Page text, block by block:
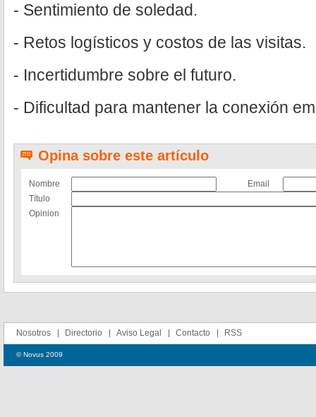
- Sentimiento de soledad.
- Retos logísticos y costos de las visitas.
- Incertidumbre sobre el futuro.
- Dificultad para mantener la conexión
Opina sobre este artículo
Nombre
Email
Título
Opinion
Nosotros Directorio Aviso Legal Contacto RSS
© Novus 2009